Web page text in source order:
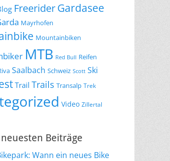
FreeriderGardasee
Mayrhofen
Mountainbiken
MTB Red Bull Reifen
Saalbach Schweiz Scott Ski
Trail Trails Transalp Trek
Video Zillertal
Beiträge
Wann ein neues Bike